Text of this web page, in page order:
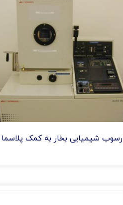
رسوب شیمیایی بخار به کمک پلاسما